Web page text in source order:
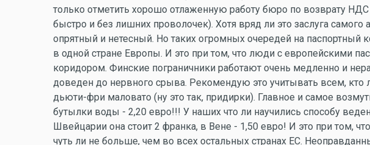
только отметить хорошо отлаженную работу бюро по возврату
быстро и без лишних проволочек). Хотя вряд ли это заслуга самого
опрятный и нетесный. Но таких огромных очередей на паспортный
в одной стране Европы. И это при том, что люди с европейскими
коридором. Финские пограничники работают очень медленно и
доведен до нервного срыва. Рекомендую это учитывать всем, кто
дьюти-фри маловато (ну это так, придирки). Главное и самое
бутылки воды - 2,20 евро!!! У наших что ли научились способу
Швейцарии она стоит 2 франка, в Вене - 1,50 евро! И это при том,
чуть ли не больше, чем во всех остальных странах ЕС.